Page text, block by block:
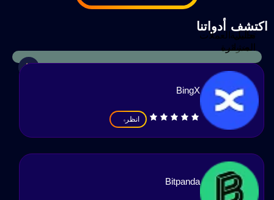
أدواتناحاسبة
الضرائب
تحليل العملات
المشفرة
BingX
انظر
Bitpanda